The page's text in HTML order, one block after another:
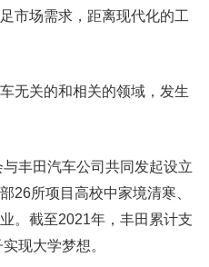
市场需求，距离现代化的工
无关的和相关的领域，发生
丰田汽车公司共同发起设立
26所项目高校中家境清寒、
。截至2021年，丰田累计支
现大学梦想。